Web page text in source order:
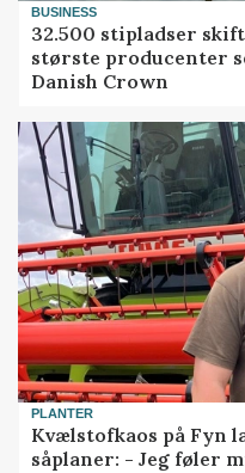
BUSINESS
32.500 stipladser
største producenter
Danish Crown
PLANTER
Kvælstofkaos på Fyn
såplaner: - Jeg føler